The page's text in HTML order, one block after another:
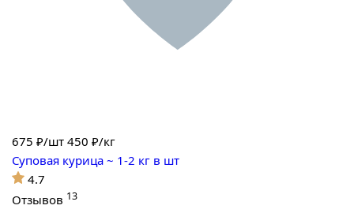
675 ₽/шт 450 ₽/кг
Суповая курица ~ 1-2 кг в шт
4.7
Отзывов 13